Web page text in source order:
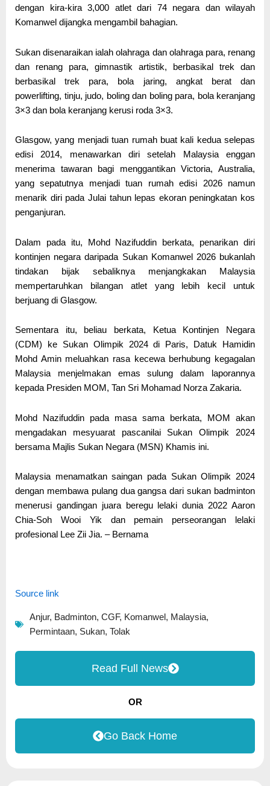
dengan kira-kira 3,000 atlet dari 74 negara dan wilayah
Komanwel dijangka mengambil bahagian.
Sukan disenaraikan ialah olahraga dan olahraga para, renang
dan renang para, gimnastik artistik, berbasikal trek dan
berbasikal trek para, bola jaring, angkat berat dan
powerlifting, tinju, judo, boling dan boling para, bola keranjang
3×3 dan bola keranjang kerusi roda 3×3.
Glasgow, yang menjadi tuan rumah buat kali kedua selepas
edisi 2014, menawarkan diri setelah Malaysia enggan
menerima tawaran bagi menggantikan Victoria, Australia,
yang sepatutnya menjadi tuan rumah edisi 2026 namun
menarik diri pada Julai tahun lepas ekoran peningkatan kos
penganjuran.
Dalam pada itu, Mohd Nazifuddin berkata, penarikan diri
kontinjen negara daripada Sukan Komanwel 2026 bukanlah
tindakan bijak sebaliknya menjangkakan Malaysia
mempertaruhkan bilangan atlet yang lebih kecil untuk
berjuang di Glasgow.
Sementara itu, beliau berkata, Ketua Kontinjen Negara
(CDM) ke Sukan Olimpik 2024 di Paris, Datuk Hamidin
Mohd Amin meluahkan rasa kecewa berhubung kegagalan
Malaysia menjelmakan emas sulung dalam laporannya
kepada Presiden MOM, Tan Sri Mohamad Norza Zakaria.
Mohd Nazifuddin pada masa sama berkata, MOM akan
mengadakan mesyuarat pascanilai Sukan Olimpik 2024
bersama Majlis Sukan Negara (MSN) Khamis ini.
Malaysia menamatkan saingan pada Sukan Olimpik 2024
dengan membawa pulang dua gangsa dari sukan badminton
menerusi gandingan juara beregu lelaki dunia 2022 Aaron
Chia-Soh Wooi Yik dan pemain perseorangan lelaki
profesional Lee Zii Jia. – Bernama
Source link
Anjur, Badminton, CGF, Komanwel , Malaysia,
Permintaan, Sukan, Tolak
Read Full News
OR
Go Back Home